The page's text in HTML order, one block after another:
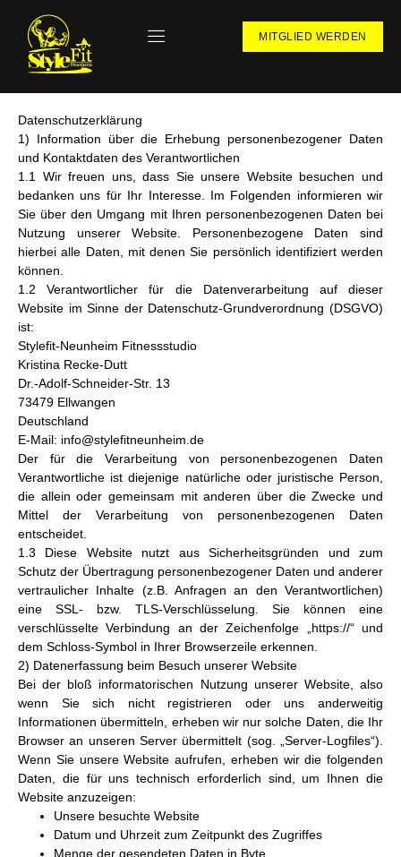
MITGLIED WERDEN
Datenschutzerklärung
1) Information über die Erhebung personenbezogener Daten
und Kontaktdaten des Verantwortlichen
1.1 Wir freuen uns, dass Sie unsere Website besuchen und
bedanken uns für Ihr Interesse. Im Folgenden informieren wir
Sie über den Umgang mit Ihren personenbezogenen Daten bei
Nutzung unserer Website. Personenbezogene Daten sind
hierbei alle Daten, mit denen Sie persönlich identifiziert werden
können.
1.2 Verantwortlicher für die Datenverarbeitung auf dieser
Website im Sinne der Datenschutz-Grundverordnung (DSGVO)
ist:
Stylefit-Neunheim Fitnessstudio
Kristina Recke-Dutt
Dr.-Adolf-Schneider-Str. 13
73479 Ellwangen
Deutschland
E-Mail: info@stylefitneunheim.de
Der für die Verarbeitung von personenbezogenen Daten
Verantwortliche ist diejenige natürliche oder juristische Person,
die allein oder gemeinsam mit anderen über die Zwecke und
Mittel der Verarbeitung von personenbezogenen Daten
entscheidet.
1.3 Diese Website nutzt aus Sicherheitsgründen und zum
Schutz der Übertragung personenbezogener Daten und anderer
vertraulicher Inhalte (z.B. Anfragen an den Verantwortlichen)
eine SSL- bzw. TLS-Verschlüsselung. Sie können eine
verschlüsselte Verbindung an der Zeichenfolge „https://“ und
dem Schloss-Symbol in Ihrer Browserzeile erkennen.
2) Datenerfassung beim Besuch unserer Website
Bei der bloß informatorischen Nutzung unserer Website, also
wenn Sie sich nicht registrieren oder uns anderweitig
Informationen übermitteln, erheben wir nur solche Daten, die Ihr
Browser an unseren Server übermittelt (sog. „Server-Logfiles“).
Wenn Sie unsere Website aufrufen, erheben wir die folgenden
Daten, die für uns technisch erforderlich sind, um Ihnen die
Website anzuzeigen:
Unsere besuchte Website
Datum und Uhrzeit zum Zeitpunkt des Zugriffes
Menge der gesendeten Daten in Byte